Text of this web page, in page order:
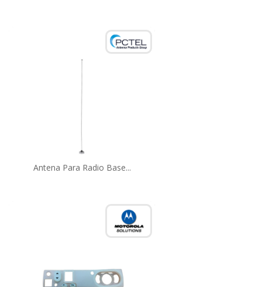
Antena Para Radio Base...